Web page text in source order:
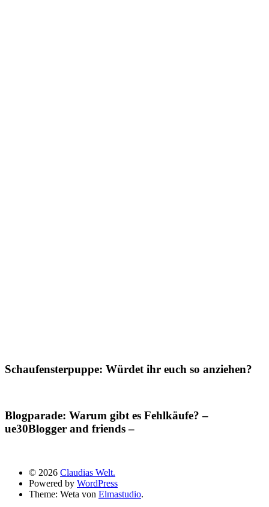
Schaufensterpuppe: Würdet ihr euch so anziehen?
Blogparade: Warum gibt es Fehlkäufe? –
ue30Blogger and friends –
© 2026 Claudias Welt.
Powered by WordPress
Theme: Weta von Elmastudio.